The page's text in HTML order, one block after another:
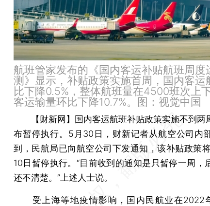
航班管家发布的《国内客运补贴航班周度
测》显示，补贴政策实施首周，国内客运
比下降0.5%，整体航班量在4500班次上
客运输量环比下降10.7%。图：视觉中国
【财新网】 国内客运航班补贴政策实施不到两
布暂停执行。5月30日，财新记者从航空公司内
到，民航局已向航空公司下发通知，该补贴政策
10日暂停执行。“目前收到的通知是只暂停一周，
还不清楚。”上述人士说。
受上海等地疫情影响，国内民航业在2022